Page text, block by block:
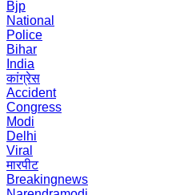
Bjp
National
Police
Bihar
India
कांग्रेस
Accident
Congress
Modi
Delhi
Viral
मारपीट
Breakingnews